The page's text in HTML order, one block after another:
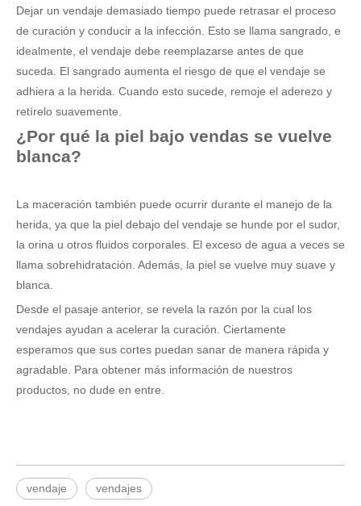
Dejar un vendaje demasiado tiempo puede retrasar el proceso
de curación y conducir a la infección. Esto se llama sangrado, e
idealmente, el vendaje debe reemplazarse antes de que
suceda. El sangrado aumenta el riesgo de que el vendaje se
adhiera a la herida. Cuando esto sucede, remoje el aderezo y
retírelo suavemente.
¿Por qué la piel bajo vendas se vuelve
blanca?
La maceración también puede ocurrir durante el manejo de la
herida, ya que la piel debajo del vendaje se hunde por el sudor,
la orina u otros fluidos corporales. El exceso de agua a veces se
llama sobrehidratación. Además, la piel se vuelve muy suave y
blanca.
Desde el pasaje anterior, se revela la razón por la cual los
vendajes ayudan a acelerar la curación. Ciertamente
esperamos que sus cortes puedan sanar de manera rápida y
agradable. Para obtener más información de nuestros
productos, no dude en entre.
vendaje vendajes